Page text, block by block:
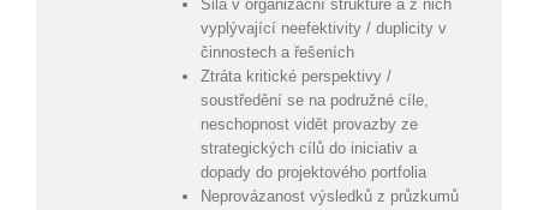
Sila v organizační struktuře a z nich
vyplývající neefektivity / duplicity v
činnostech a řešeních
Ztráta kritické perspektivy /
soustředění se na podružné cíle,
neschopnost vidět provazby ze
strategických cílů do iniciativ a
dopady do projektového portfolia
Neprovázanost výsledků z průzkumů